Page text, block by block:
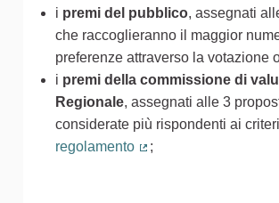
i premi del pubblico, assegnati
che raccoglieranno il maggior
preferenze attraverso la votazione
i premi della commissione di
Regionale, assegnati alle 3
considerate più rispondenti ai
regolamento
;